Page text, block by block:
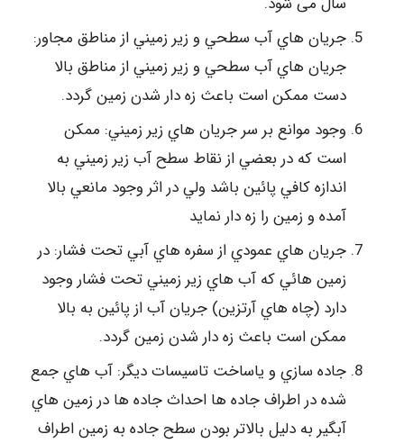
جريان هاي آب سطحي و زير زميني از مناطق مجاور:
جريان هاي آب سطحي و زير زميني از مناطق بالا
دست ممكن است باعث زه دار شدن زمين گردد.
وجود موانع بر سر جريان هاي زير زميني: ممكن
است كه در بعضي از نقاط سطح آب زير زميني به
اندازه كافي پائين باشد ولي در اثر وجود مانعي بالا
آمده و زمين را زه دار نمايد
جريان هاي عمودي از سفره هاي آبي تحت فشار: در
زمين هائي كه آب هاي زير زميني تحت فشار وجود
دارد (چاه هاي آرتزين) جريان آب از پائين به بالا
ممكن است باعث زه دار شدن زمين گردد.
جاده سازي و ياساخت تاسيسات ديگر: آب هاي جمع
شده در اطراف جاده ها احداث جاده ها در زمين هاي
آبگير به دليل بالاتر بودن سطح جاده به زمين اطراف